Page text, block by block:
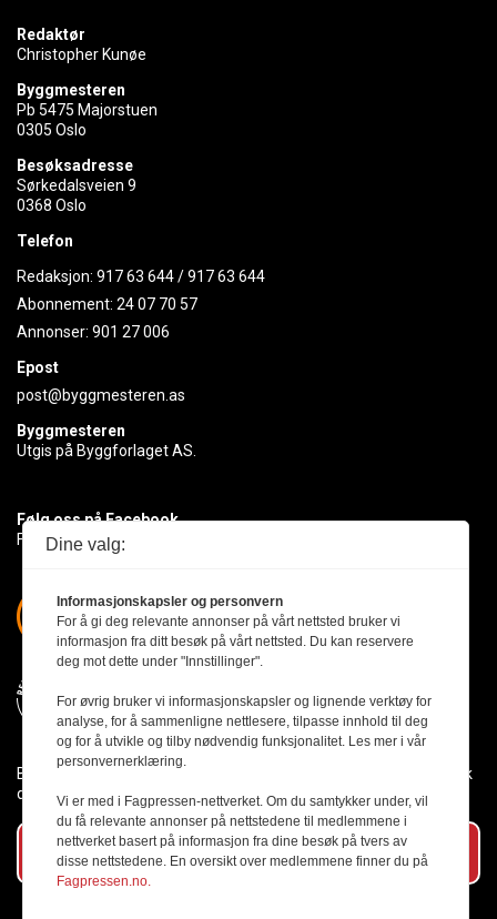
Redaktør
Christopher Kunøe
Byggmesteren
Pb 5475 Majorstuen
0305 Oslo
Besøksadresse
Sørkedalsveien 9
0368 Oslo
Telefon
Redaksjon: 917 63 644/917 63 644
Abonnement: 24 07 70 57
Annonser: 901 27 006
Epost
post@byggmesteren.as
Byggmesteren
Utgis på Byggforlaget AS.
Følg oss på Facebook
Få med deg det siste innen byggebransjen
Byggmesteren følger Vær Varsom-plakaten og presseetikken slik
den er nedfelt i Redaktørplakaten.
Abonner på vårt nyhetsbrev
Dine valg:
Informasjonskapsler og personvern
For å gi deg relevante annonser på vårt nettsted bruker vi
informasjon fra ditt besøk på vårt nettsted. Du kan reservere
deg mot dette under "Innstillinger".
For øvrig bruker vi informasjonskapsler og lignende verktøy for
analyse, for å sammenligne nettlesere, tilpasse innhold til deg
og for å utvikle og tilby nødvendig funksjonalitet. Les mer i vår
personvernerklæring.
Vi er med i Fagpressen-nettverket. Om du samtykker under, vil
du få relevante annonser på nettstedene til medlemmene i
nettverket basert på informasjon fra dine besøk på tvers av
disse nettstedene. En oversikt over medlemmene finner du på
Fagpressen.no.